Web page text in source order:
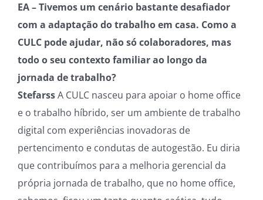
EA – Tivemos um cenário bastante desafiador
com a adaptação do trabalho em casa. Como a
CULC pode ajudar, não só colaboradores, mas
todo o seu contexto familiar ao longo da
jornada de trabalho?
StefarssA CULC nasceu para apoiar o home office
e o trabalho híbrido, ser um ambiente de trabalho
digital com experiências inovadoras de
pertencimento e condutas de autogestão. Eu diria
que contribuímos para a melhoria gerencial da
própria jornada de trabalho, que no home office,